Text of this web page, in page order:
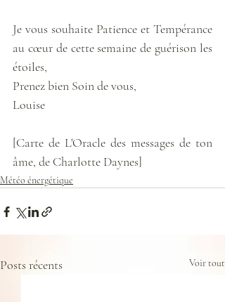
Je vous souhaite Patience et Tempérance
au cœur de cette semaine de guérison les
étoiles,
Prenez bien Soin de vous,
Louise
[Carte de L'Oracle des messages de ton
âme, de Charlotte Daynes]
Météo énergétique
Posts récents Voir tout